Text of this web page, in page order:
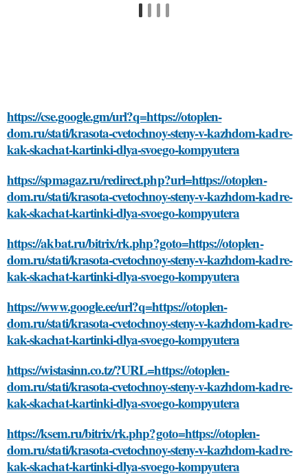
https://cse.google.gm/url?q=https://otoplen-
dom.ru/stati/krasota-cvetochnoy-steny-v-kazhdom-kadre-
kak-skachat-kartinki-dlya-svoego-kompyutera
https://spmagaz.ru/redirect.php?url=https://otoplen-
dom.ru/stati/krasota-cvetochnoy-steny-v-kazhdom-kadre-
kak-skachat-kartinki-dlya-svoego-kompyutera
https://akbat.ru/bitrix/rk.php?goto=https://otoplen-
dom.ru/stati/krasota-cvetochnoy-steny-v-kazhdom-kadre-
kak-skachat-kartinki-dlya-svoego-kompyutera
https://www.google.ee/url?q=https://otoplen-
dom.ru/stati/krasota-cvetochnoy-steny-v-kazhdom-kadre-
kak-skachat-kartinki-dlya-svoego-kompyutera
https://wistasinn.co.tz/?URL=https://otoplen-
dom.ru/stati/krasota-cvetochnoy-steny-v-kazhdom-kadre-
kak-skachat-kartinki-dlya-svoego-kompyutera
https://ksem.ru/bitrix/rk.php?goto=https://otoplen-
dom.ru/stati/krasota-cvetochnoy-steny-v-kazhdom-kadre-
kak-skachat-kartinki-dlya-svoego-kompyutera